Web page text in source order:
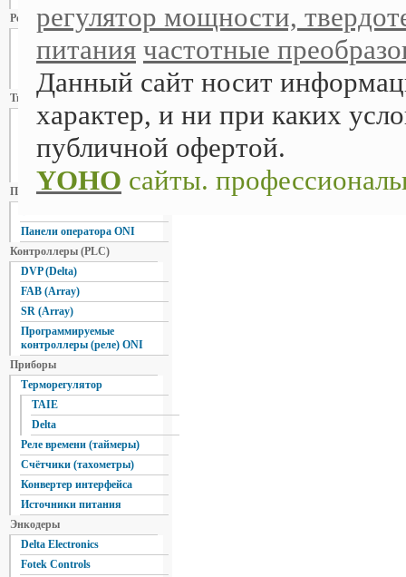
Регуляторы мощности
FOTEK
Autonics
Твердотельные реле
Однофазные
Трехфазные
Реверсивные трёхфазные
(пускатели)
Панели оператора
Панели оператора ONI
Контроллеры (PLC)
DVP (Delta)
FAB (Array)
SR (Array)
Программируемые
контроллеры (реле) ONI
Приборы
Терморегулятор
TAIE
Delta
Реле времени (таймеры)
Счётчики (тахометры)
Конвертер интерфейса
Источники питания
Энкодеры
Delta Electronics
Fotek Controls
регулятор мощности,
питания частотные
Данный сайт носит
характер, и ни при каких
публичной офертой.
YOHO сайты.